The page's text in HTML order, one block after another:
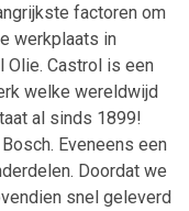
factoren om
werkplaats in
Olie. Castrol is een
welke wereldwijd
al sinds 1899!
Eveneens een
Doordat we
snel geleverd